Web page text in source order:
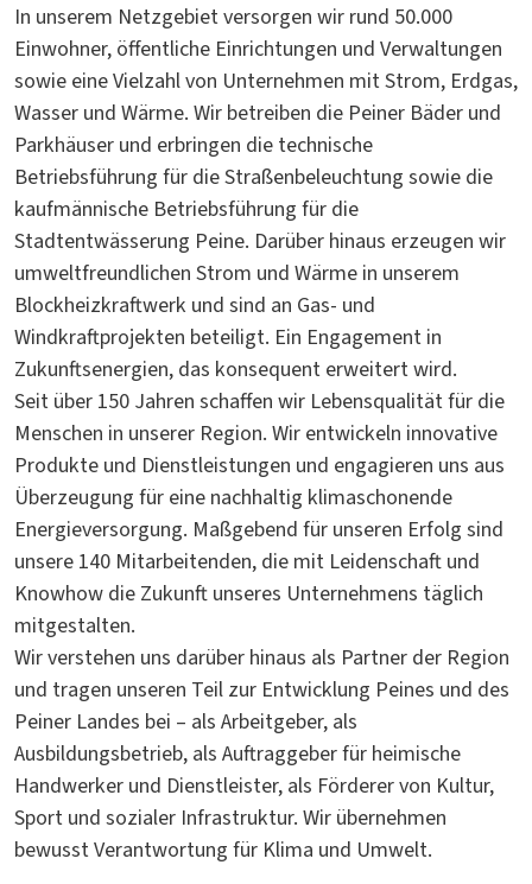
In unserem Netzgebiet versorgen wir rund 50.000
Einwohner, öffentliche Einrichtungen und Verwaltungen
sowie eine Vielzahl von Unternehmen mit Strom, Erdgas,
Wasser und Wärme. Wir betreiben die Peiner Bäder und
Parkhäuser und erbringen die technische
Betriebsführung für die Straßenbeleuchtung sowie die
kaufmännische Betriebsführung für die
Stadtentwässerung Peine. Darüber hinaus erzeugen wir
umweltfreundlichen Strom und Wärme in unserem
Blockheizkraftwerk und sind an Gas- und
Windkraftprojekten beteiligt. Ein Engagement in
Zukunftsenergien, das konsequent erweitert wird.
Seit über 150 Jahren schaffen wir Lebensqualität für die
Menschen in unserer Region. Wir entwickeln innovative
Produkte und Dienstleistungen und engagieren uns aus
Überzeugung für eine nachhaltig klimaschonende
Energieversorgung. Maßgebend für unseren Erfolg sind
unsere 140 Mitarbeitenden, die mit Leidenschaft und
Knowhow die Zukunft unseres Unternehmens täglich
mitgestalten.
Wir verstehen uns darüber hinaus als Partner der Region
und tragen unseren Teil zur Entwicklung Peines und des
Peiner Landes bei – als Arbeitgeber, als
Ausbildungsbetrieb, als Auftraggeber für heimische
Handwerker und Dienstleister, als Förderer von Kultur,
Sport und sozialer Infrastruktur. Wir übernehmen
bewusst Verantwortung für Klima und Umwelt.